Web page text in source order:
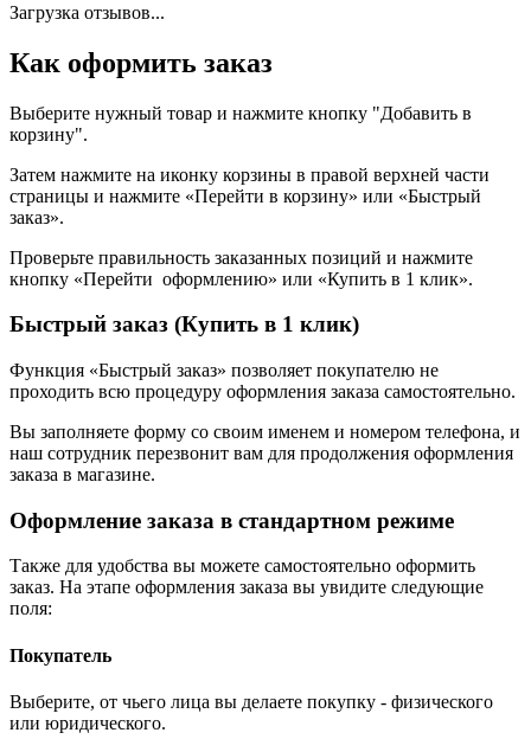
Загрузка отзывов...
Как оформить заказ
Выберите нужный товар и нажмите кнопку "Добавить в
корзину".
Затем нажмите на иконку корзины в правой верхней части
страницы и нажмите «Перейти в корзину» или «Быстрый
заказ».
Проверьте правильность заказанных позиций и нажмите
кнопку «Перейти оформлению» или «Купить в 1 клик».
Быстрый заказ (Купить в 1 клик)
Функция «Быстрый заказ» позволяет покупателю не
проходить всю процедуру оформления заказа самостоятельно.
Вы заполняете форму со своим именем и номером телефона, и
наш сотрудник перезвонит вам для продолжения оформления
заказа в магазине.
Оформление заказа в стандартном режиме
Также для удобства вы можете самостоятельно оформить
заказ. На этапе оформления заказа вы увидите следующие
поля:
Покупатель
Выберите, от чьего лица вы делаете покупку - физического
или юридического.